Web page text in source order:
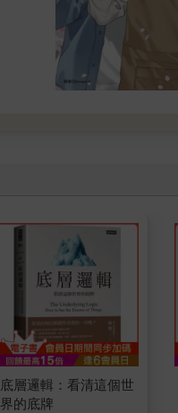
底層邏輯：看清這個世
界的底牌